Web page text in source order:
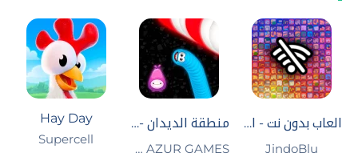
العاب بدون نت - العاب ذكاء
JindoBlu‏
منطقة الديدان - الثعبان الجائع
CASUAL AZUR GAMES
Hay Day
Supercell